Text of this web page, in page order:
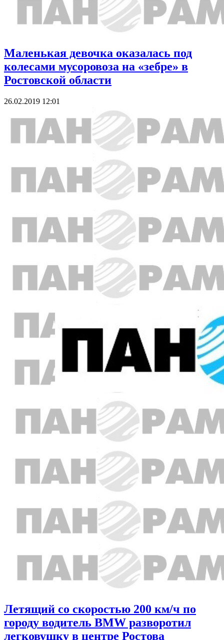
Маленькая девочка оказалась под
колесами мусоровоза на «зебре» в
Ростовской области
26.02.2019 12:01
Летящий со скоростью 200 км/ч по
городу водитель BMW разворотил
легковушку в центре Ростова